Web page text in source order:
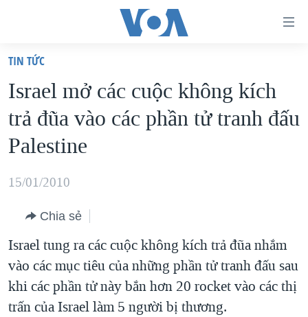
truy
cập
Tới
nội
chính
hướng
chính
Đi
tới
VIỆT NAM
HOA KỲ
BIỂN ĐÔNG
THẾ GIỚI
DIỄN ĐÀN
MỤC
TỰ DO BÁO CHÍ
VẠCH TRẦN TIN GIẢ
CHUYÊN ĐỀ
CHIẾN TRANH THƯƠNG MẠI CỦA MỸ: QUÁ KHỨ VÀ HIỆN
TẠI
HỌC TIẾNG ANH
TIN TỨC
Israel mở các cuộc không kích
trả đũa vào các phần tử tranh đấu
Palestine
15/01/2010
Chia sẻ
Israel tung ra các cuộc không kích trả đũa nhắm
vào các mục tiêu của những phần tử tranh đấu sau
khi các phần tử này bắn hơn 20 rocket vào các thị
trấn của Israel làm 5 người bị thương.